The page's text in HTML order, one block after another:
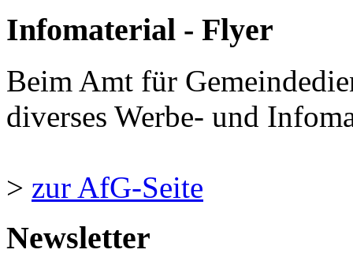
Infomaterial - Flyer
Beim Amt für
diverses Werbe- und
> zur AfG-Seite
Newsletter